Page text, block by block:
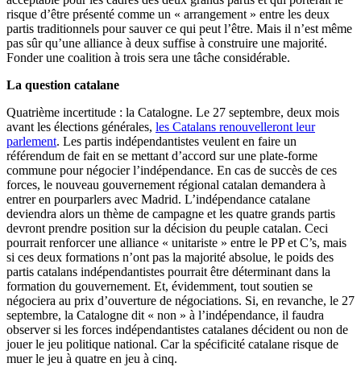
risque d’être présenté comme un « arrangement » entre les deux
partis traditionnels pour sauver ce qui peut l’être. Mais il n’est même
pas sûr qu’une alliance à deux suffise à construire une majorité.
Fonder une coalition à trois sera une tâche considérable.
La question catalane
Quatrième incertitude : la Catalogne. Le 27 septembre, deux mois
avant les élections générales, les Catalans renouvelleront leur
parlement. Les partis indépendantistes veulent en faire un
référendum de fait en se mettant d’accord sur une plate-forme
commune pour négocier l’indépendance. En cas de succès de ces
forces, le nouveau gouvernement régional catalan demandera à
entreren pourparlers avec Madrid. L’indépendance catalane
deviendra alors un thème de campagne et les quatre grands partis
devront prendre position sur la décision du peuple catalan. Ceci
pourrait renforcer une alliance « unitariste » entre le PP et C’s, mais
si ces deux formations n’ont pas la majorité absolue, le poids des
partis catalans indépendantistes pourrait être déterminant dans la
formation du gouvernement. Et, évidemment, tout soutien se
négociera au prix d’ouverture de négociations. Si, en revanche, le 27
septembre, la Catalogne dit « non » à l’indépendance, il faudra
observer si les forces indépendantistes catalanes décident ou non de
jouer le jeu politique national. Car la spécificité catalane risque de
muer le jeu à quatre en jeu à cinq.